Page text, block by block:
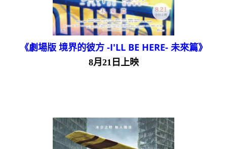
《劇場版 境界的彼方 -I'LL BE HERE- 未來篇》
8月21日上映